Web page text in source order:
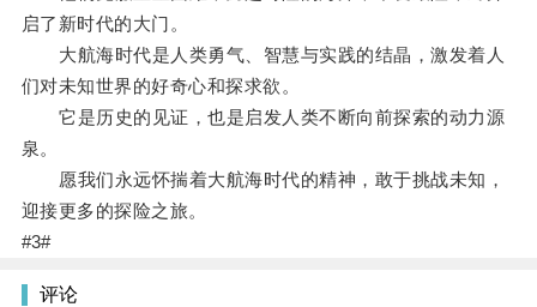
启了新时代的大门。
大航海时代是人类勇气、智慧与实践的结晶，激发着人
们对未知世界的好奇心和探求欲。
它是历史的见证，也是启发人类不断向前探索的动力源
泉。
愿我们永远怀揣着大航海时代的精神，敢于挑战未知，
迎接更多的探险之旅。
#3#
评论